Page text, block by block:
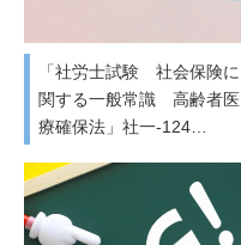
「社労士試験 社会保険に
関する一般常識 高齢者医
療確保法」社一-124…